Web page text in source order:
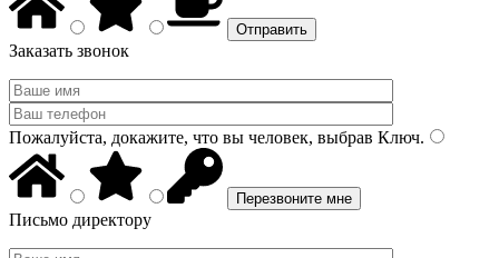
Заказать звонок
Пожалуйста, докажите, что вы человек, выбрав Ключ.
Письмо директору